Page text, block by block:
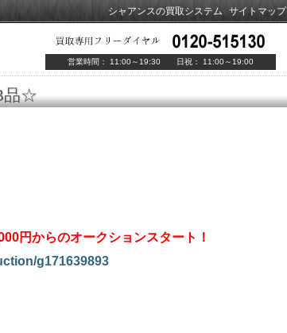
シャアンスの買取システム サイトマップ
営業時間： 11:00～19:30 日祝： 11:00～19:00
品☆
円からのオークションスタート！
g171639893